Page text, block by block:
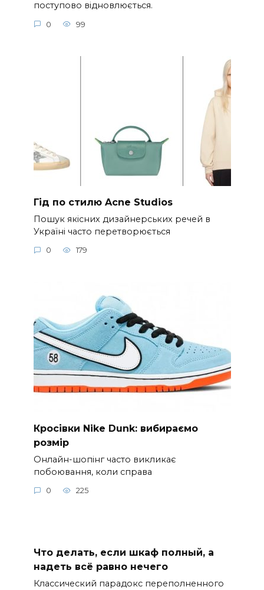
поступово відновлюється.
0 99
Гід по стилю Acne Studios
Пошук якісних дизайнерських речей в
Україні часто перетворюється
0 179
Кросівки Nike Dunk: вибираємо
розмір
Онлайн-шопінг часто викликає
побоювання, коли справа
0 225
Что делать, если шкаф полный, а
надеть всё равно нечего
Классический парадокс переполненного